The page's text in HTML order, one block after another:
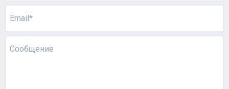
Email*
Сообщение